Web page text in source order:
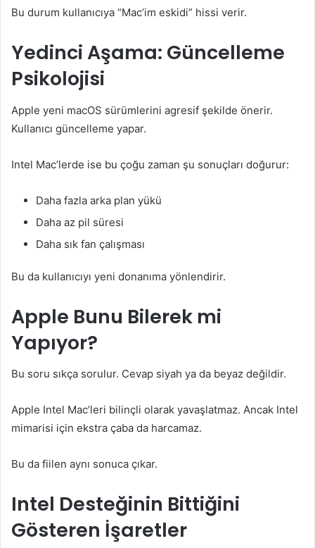
Bu durum kullanıcıya “Mac’im eskidi” hissi verir.
Yedinci Aşama: Güncelleme
Psikolojisi
Apple yeni macOS sürümlerini agresif şekilde önerir.
Kullanıcı güncelleme yapar.
Intel Mac’lerde ise bu çoğu zaman şu sonuçları doğurur:
Daha fazla arka plan yükü
Daha az pil süresi
Daha sık fan çalışması
Bu da kullanıcıyı yeni donanıma yönlendirir.
Apple Bunu Bilerek mi
Yapıyor?
Bu soru sıkça sorulur. Cevap siyah ya da beyaz değildir.
Apple Intel Mac’leri bilinçli olarak yavaşlatmaz. Ancak Intel
mimarisi için ekstra çaba da harcamaz.
Bu da fiilen aynı sonuca çıkar.
Intel Desteğinin Bittiğini
Gösteren İşaretler